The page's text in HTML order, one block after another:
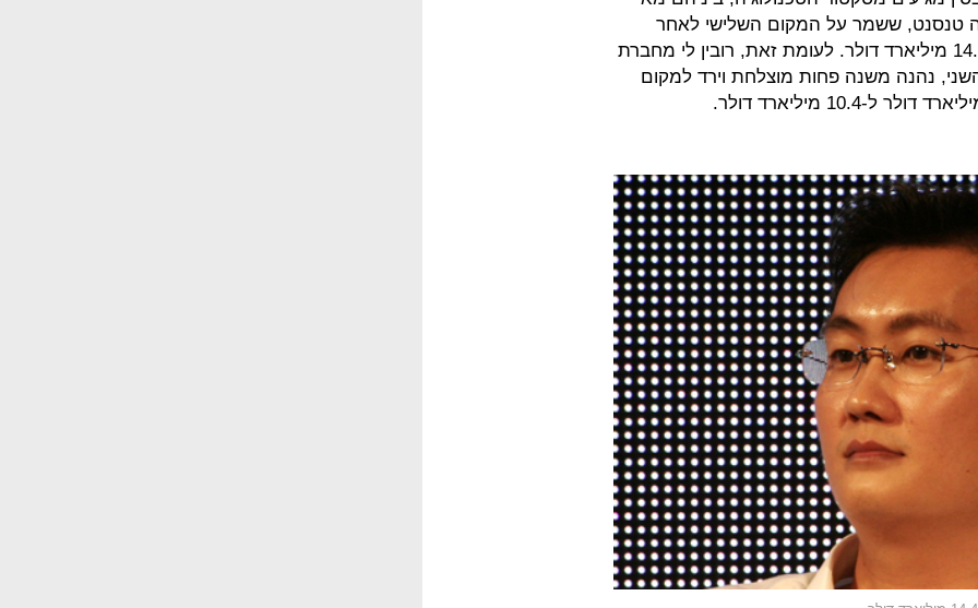
טנסנט, ששמר על המקום השלישי לאחר
שהונו עלה ל-17.6 מיליארד דולר מ-14.4 מיליארד דולר. לעומת זאת, רובין לי מחברת
נהנה משנה פחות מוצלחת וירד למקום